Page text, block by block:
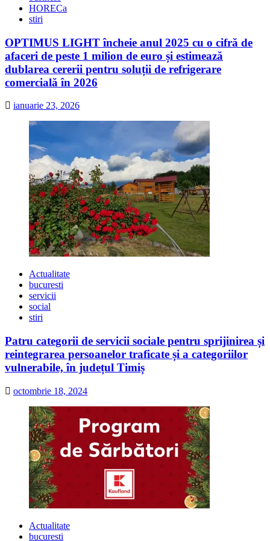
HORECa
stiri
OPTIMUS LIGHT încheie anul 2025 cu o cifră de
afaceri de peste 1 milion de euro și estimează
dublarea cererii pentru soluții de refrigerare
comercială în 2026
ianuarie 23, 2026
Actualitate
bucuresti
servicii
social
stiri
Patru categorii de servicii sociale pentru sprijinirea și
reintegrarea persoanelor traficate și a categoriilor
vulnerabile, în județul Timiș
octombrie 18, 2024
Actualitate
bucuresti